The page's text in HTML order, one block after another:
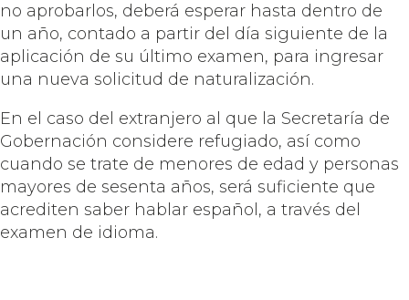
no aprobarlos, deberá esperar hasta dentro de
un año, contado a partir del día siguiente de la
aplicación de su último examen, para ingresar
una nueva solicitud de naturalización.
En el caso del extranjero al que la Secretaría de
Gobernación considere refugiado, así como
cuando se trate de menores de edad y personas
mayores de sesenta años, será suficiente que
acrediten saber hablar español, a través del
examen de idioma.